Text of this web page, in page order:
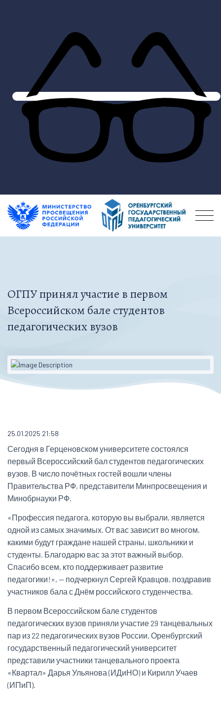
ОГПУ принял участие в первом
Всероссийском бале студентов
педагогических вузов
25.01.2025 21:58
Сегодня в Герценовском университете состоялся
первый Всероссийский бал студентов педагогических
вузов. В число почётных гостей вошли члены
Правительства РФ, представители Минпросвещения и
Минобрнауки РФ.
«Профессия педагога, которую вы выбрали, является
одной из самых значимых. От вас зависит во многом,
какими будут граждане нашей страны, школьники и
студенты. Благодарю вас за этот важный выбор.
Спасибо всем, кто поддерживает развитие
педагогики!», — подчеркнул Сергей Кравцов, поздравив
участников бала с Днём российского студенчества.
В первом Всероссийском бале студентов
педагогических вузов приняли участие 29 танцевальных
пар из 22 педагогических вузов России. Оренбургский
государственный педагогический университет
представили участники танцевального проекта
«Квартал» Дарья Ульянова (ИДиНО) и Кирилл Учаев
(ИПиП).